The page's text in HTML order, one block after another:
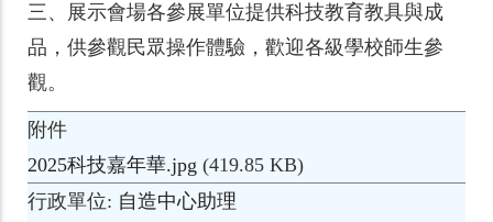
三、 展示會場各參展單位提供科技教育教具與成
品，供參觀民眾操作體驗，歡迎各級學校師生參
觀。
附件
2025科技嘉年華.jpg (419.85 KB)
行政單位
自造中心助理